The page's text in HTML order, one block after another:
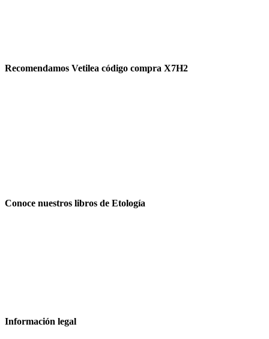
Recomendamos Vetilea código compra X7H2
Conoce nuestros libros de Etología
Información legal